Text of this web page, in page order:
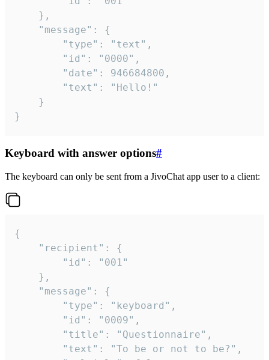
}
Keyboard with answer options#
The keyboard can only be sent from a JivoChat app user to a client:
{